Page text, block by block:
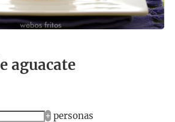
aguacate
+ personas